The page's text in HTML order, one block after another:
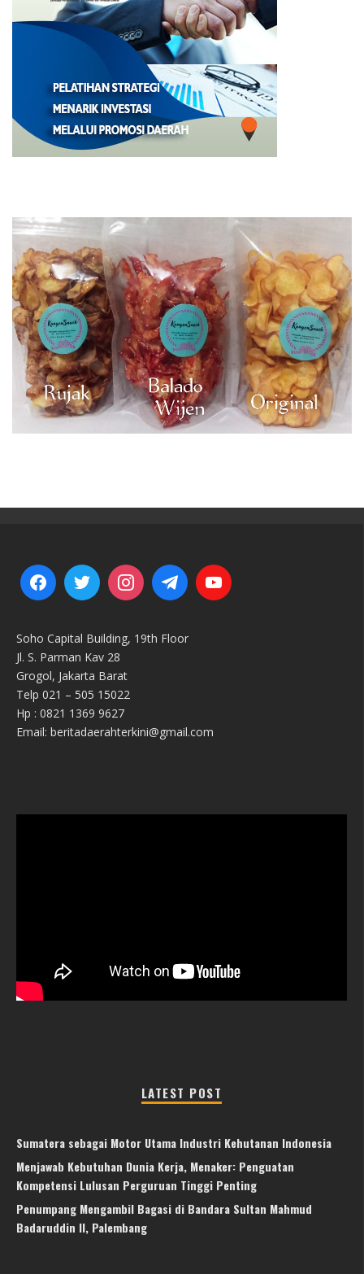
Soho Capital Building, 19th Floor
Jl. S. Parman Kav 28
Grogol, Jakarta Barat
Telp 021 – 505 15022
Hp : 0821 1369 9627
Email: beritadaerahterkini@gmail.com
LATEST POST
Sumatera sebagai Motor Utama Industri Kehutanan Indonesia
Menjawab Kebutuhan Dunia Kerja, Menaker: Penguatan
Kompetensi Lulusan Perguruan Tinggi Penting
Penumpang Mengambil Bagasi di Bandara Sultan Mahmud
Badaruddin II, Palembang